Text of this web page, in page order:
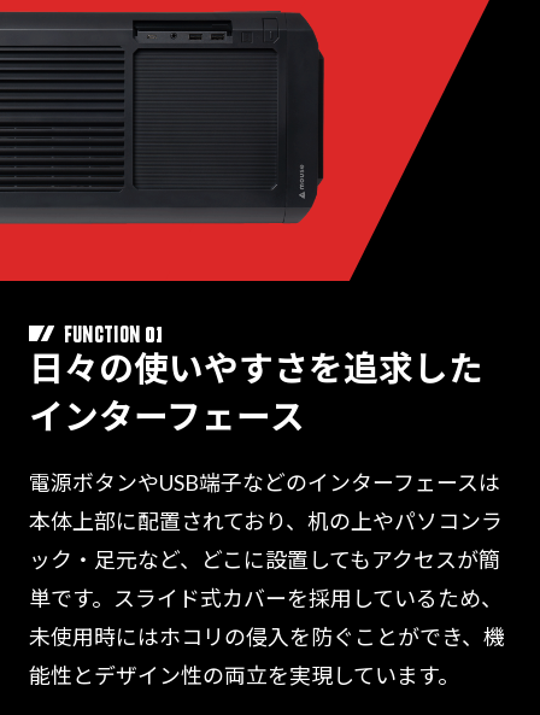
FUNCTION 01
日々の使いやすさを追求した
インターフェース
電源ボタンやUSB端子などのインターフェースは
本体上部に配置されており、机の上やパソコンラ
ック・足元など、どこに設置してもアクセスが簡
単です。スライド式カバーを採用しているため、
未使用時にはホコリの侵入を防ぐことができ、機
能性とデザイン性の両立を実現しています。